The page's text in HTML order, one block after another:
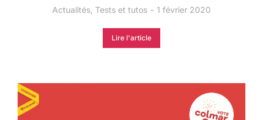
Actualités Tests et tutos 1 février 2020
Lire l'article